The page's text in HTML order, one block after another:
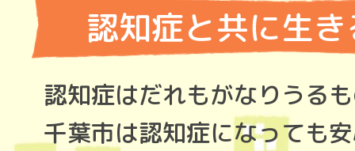
認知症と共に生
認知症はだれもがなりうる
千葉市は認知症になっても